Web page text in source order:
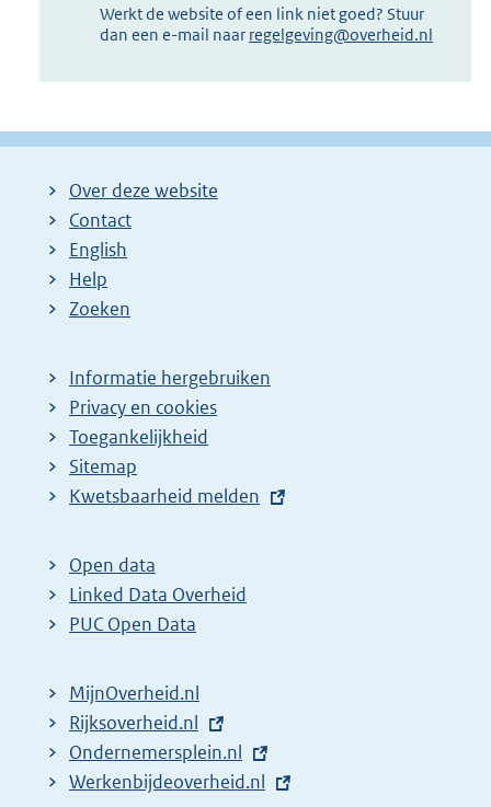
Werkt de website of een link niet goed? Stuur
dan een e-mail naar regelgeving@overheid.nl
Over deze website
Contact
English
Help
Zoeken
Informatie hergebruiken
Privacy en cookies
Toegankelijkheid
Sitemap
E
t
e
r
l
i
n
k
Kwetsbaarheid melden
Open data
Linked Data Overheid
PUC Open Data
MijnOverheid.nl
E
x
t
Rijksoverheid.nl
E
x
Ondernemersplein.nl
E
Werkenbijdeoverheid.nl